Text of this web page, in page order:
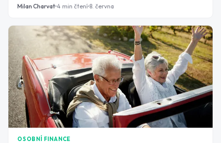
Milan Charvat 4 min čtení 8. června
OSOBNÍ FINANCE